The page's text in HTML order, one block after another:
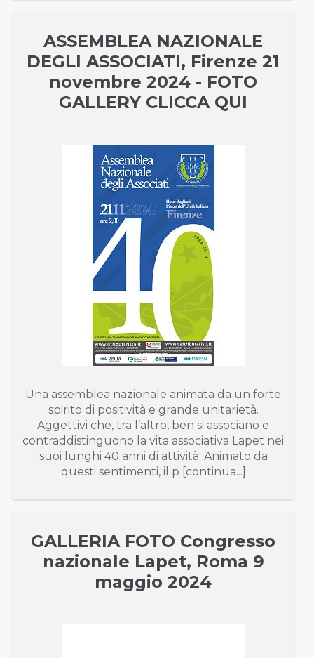
ASSEMBLEA NAZIONALE
DEGLI ASSOCIATI, Firenze 21
novembre 2024 - FOTO
GALLERY CLICCA QUI
Una assemblea nazionale animata da un forte
spirito di positività e grande unitarietà.
Aggettivi che, tra l’altro, ben si associano e
contraddistinguono la vita associativa Lapet nei
suoi lunghi 40 anni di attività. Animato da
questi sentimenti, il p [continua...]
GALLERIA FOTO Congresso
nazionale Lapet, Roma 9
maggio 2024